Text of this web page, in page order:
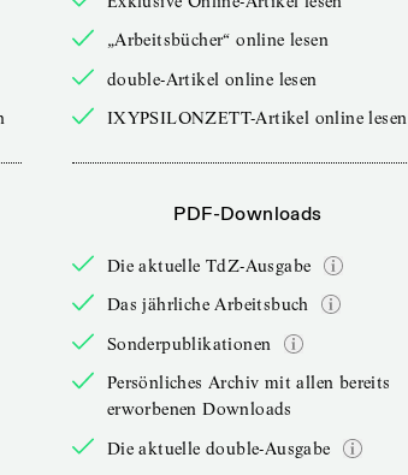
„Arbeitsbücher“ online lesen
double-Artikel online lesen
IXYPSILONZETT-Artikel online lesen
PDF-Downloads
Die aktuelle TdZ-Ausgabe
Das jährliche Arbeitsbuch
Sonderpublikationen
Persönliches Archiv mit allen bereits
erworbenen Downloads
Die aktuelle double-Ausgabe